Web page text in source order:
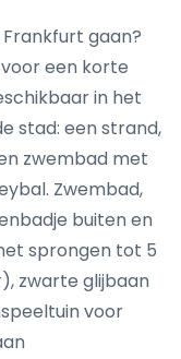
gaan?
een korte
in het
stad: een strand,
zwembad met
Zwembad,
buiten en
sprongen tot 5
zwarte glijbaan
voor